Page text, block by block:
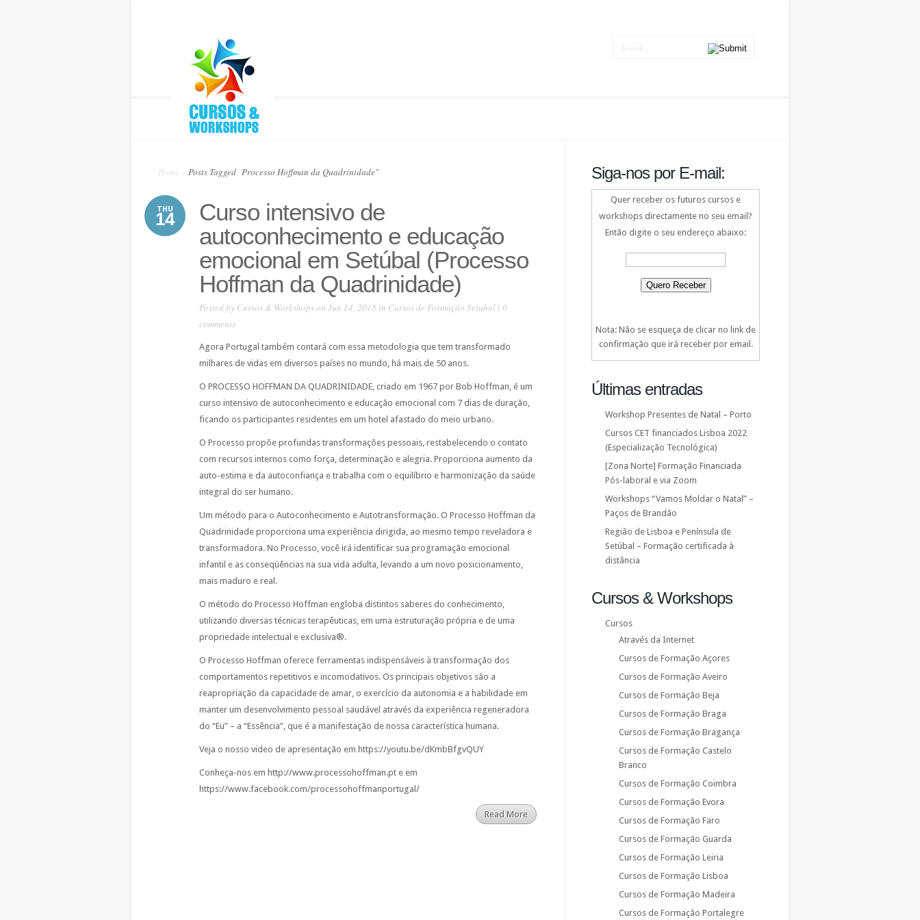
Home Posts Tagged Processo Hoffman da Quadrinidade"
THU
14
Curso intensivo de
autoconhecimento e educação
emocional em Setúbal (Processo
Hoffman da Quadrinidade)
Posted by Cursos & Workshopson Jun 14, 2018 in Cursos de Formação Setubal | 0
comments
Agora Portugal também contará com essa metodologia que tem transformado
milhares de vidas em diversos países no mundo, há mais de 50 anos.
O PROCESSO HOFFMAN DA QUADRINIDADE, criado em 1967 por Bob Hoffman, é um
curso intensivo de autoconhecimento e educação emocional com 7 dias de duração,
ficando os participantes residentes em um hotel afastado do meio urbano.
O Processo propõe profundas transformações pessoais, restabelecendo o contato
com recursos internos como força, determinação e alegria. Proporciona aumento da
auto-estima e da autoconfiança e trabalha com o equilíbrio e harmonização da saúde
integral do ser humano.
Um método para o Autoconhecimento e Autotransformação. O Processo Hoffman da
Quadrinidade proporciona uma experiência dirigida, ao mesmo tempo reveladora e
transformadora. No Processo, você irá identificar sua programação emocional
infantil e as conseqüências na sua vida adulta, levando a um novo posicionamento,
mais maduro e real.
O método do Processo Hoffman engloba distintos saberes do conhecimento,
utilizando diversas técnicas terapêuticas, em uma estruturação própria e de uma
propriedade intelectual e exclusiva®.
O Processo Hoffman oferece ferramentas indispensáveis à transformação dos
comportamentos repetitivos e incomodativos. Os principais objetivos são a
reapropriação da capacidade de amar, o exercício da autonomia e a habilidade em
manter um desenvolvimento pessoal saudável através da experiência regeneradora
do “Eu” – a “Essência”, que é a manifestação de nossa característica humana.
Veja o nosso video de apresentação em https://youtu.be/dKmbBfgvQUY
Conheça-nos em http://www.processohoffman.pt e em
https://www.facebook.com/processohoffmanportugal/
Read More
Siga-nos por E-mail:
Quer receber os futuros cursos e
workshops directamente no seu email?
Então digite o seu endereço abaixo:
Nota: Não se esqueça de clicar no link de
confirmação que irá receber por email.
Últimas entradas
Workshop Presentes de Natal – Porto
Cursos CET financiados Lisboa 2022
(Especialização Tecnológica)
[Zona Norte] Formação Financiada
Pós-laboral e via Zoom
Workshops “Vamos Moldar o Natal” –
Paços de Brandão
Região de Lisboa e Península de
Setúbal – Formação certificada à
distância
Cursos & Workshops
Cursos
Através da Internet
Cursos de Formação Açores
Cursos de Formação Aveiro
Cursos de Formação Beja
Cursos de Formação Braga
Cursos de Formação Bragança
Cursos de Formação Castelo
Branco
Cursos de Formação Coimbra
Cursos de Formação Evora
Cursos de Formação Faro
Cursos de Formação Guarda
Cursos de Formação Leiria
Cursos de Formação Lisboa
Cursos de Formação Madeira
Cursos de Formação Portalegre